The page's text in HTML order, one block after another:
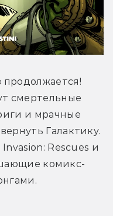
смертельные
и мрачные
Галактику.
Rescues и
комикс-